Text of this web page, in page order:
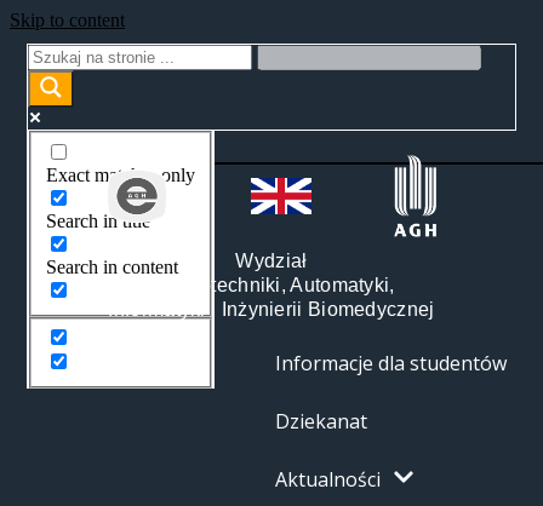
Skip to content
Exact matches only
Search in title
Search in content
Wydział
Elektrotechniki, Automatyki,
Informatyki i Inżynierii Biomedycznej
Informacje dla studentów
Dziekanat
Aktualności